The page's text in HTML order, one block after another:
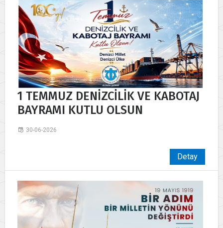
1 TEMMUZ DENİZCİLİK VE KABOTAJ
BAYRAMI KUTLU OLSUN
30-06-2026
Detay